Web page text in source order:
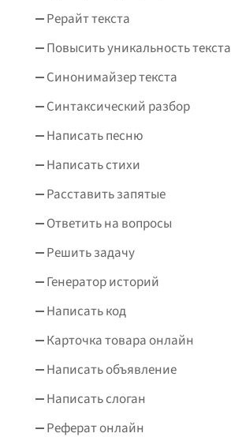
Рерайт текста
Повысить уникальность текста
Синонимайзер текста
Синтаксический разбор
Написать песню
Написать стихи
Расставить запятые
Ответить на вопросы
Решить задачу
Генератор историй
Написать код
Карточка товара онлайн
Написать объявление
Написать слоган
Реферат онлайн